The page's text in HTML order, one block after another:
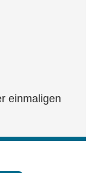
einmaligen